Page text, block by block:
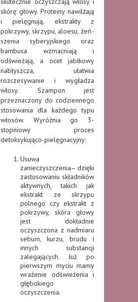
skórę głowy. Proteiny nawilżają
i pielęgnują, ekstrakty z
pokrzywy, skrzypu, aloesu, żeń-
szenia syberyjskiego oraz
bambusa wzmacniają i
odświeżają, a ocet jabłkowy
nabłyszcza, ułatwia
rozczesywanie i wygładza
włosy. Szampon jest
przeznaczony do codziennego
stosowania dla każdego typu
włosów. Wyróżnia go 3-
stopniowy proces
detoksykująco-pielęgnacyjny:
Usuwa
zanieczyszczenia– dzięki
zastosowaniu składników
aktywnych, takich jak
ekstrakt ze skrzypu
polnego czy ekstrakt z
pokrzywy, skóra głowy
jest dokładnie
oczyszczona z nadmiaru
sebum, kurzu, brudu i
innych substancji
zalegających. Już po
pierwszym myciu mamy
wrażenie odświeżenia i
głębokiego
oczyszczenia.